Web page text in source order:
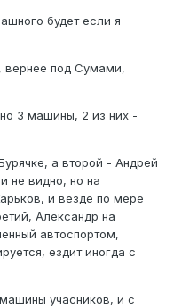
будет если я
вернее под Сумами,
3 машины, 2 из них -
а второй - Андрей
не видно, но на
и везде по мере
Александр на
автоспортом,
ездит иногда с
учасников, и с